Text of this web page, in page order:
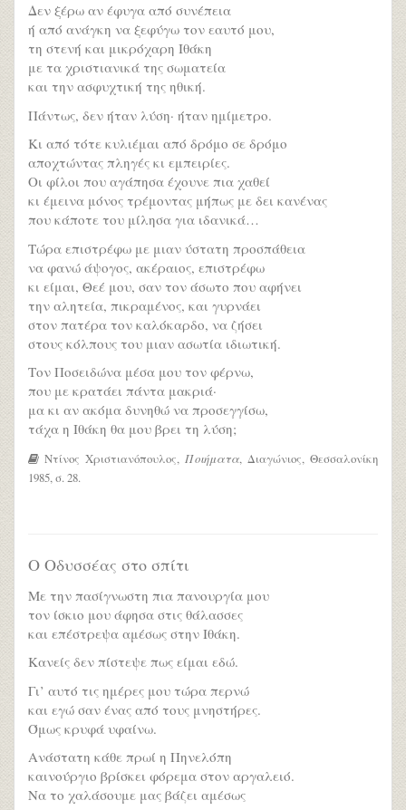
Δεν ξέρω αν έφυγα από συνέπεια
ή από ανάγκη να ξεφύγω τον εαυτό μου,
τη στενή και μικρόχαρη Ιθάκη
με τα χριστιανικά της σωματεία
και την ασφυχτική της ηθική.
Πάντως, δεν ήταν λύση· ήταν ημίμετρο.
Κι από τότε κυλιέμαι από δρόμο σε δρόμο
αποχτώντας πληγές κι εμπειρίες.
Οι φίλοι που αγάπησα έχουνε πια χαθεί
κι έμεινα μόνος τρέμοντας μήπως με δει κανένας
που κάποτε του μίλησα για ιδανικά…
Τώρα επιστρέφω με μιαν ύστατη προσπάθεια
να φανώ άψογος, ακέραιος, επιστρέφω
κι είμαι, Θεέ μου, σαν τον άσωτο που αφήνει
την αλητεία, πικραμένος, και γυρνάει
στον πατέρα τον καλόκαρδο, να ζήσει
στους κόλπους του μιαν ασωτία ιδιωτική.
Τον Ποσειδώνα μέσα μου τον φέρνω,
που με κρατάει πάντα μακριά·
μα κι αν ακόμα δυνηθώ να προσεγγίσω,
τάχα η Ιθάκη θα μου βρει τη λύση;
Ντίνος Χριστιανόπουλος, Ποιήματα, Διαγώνιος, Θεσσαλονίκη
1985, σ. 28.
Ο Οδυσσέας στο σπίτι
Με την πασίγνωστη πια πανουργία μου
τον ίσκιο μου άφησα στις θάλασσες
και επέστρεψα αμέσως στην Ιθάκη.
Κανείς δεν πίστεψε πως είμαι εδώ.
Γι’ αυτό τις ημέρες μου τώρα περνώ
και εγώ σαν ένας από τους μνηστήρες.
Όμως κρυφά υφαίνω.
Ανάστατη κάθε πρωί η Πηνελόπη
καινούργιο βρίσκει φόρεμα στον αργαλειό.
Να το χαλάσουμε μας βάζει αμέσως